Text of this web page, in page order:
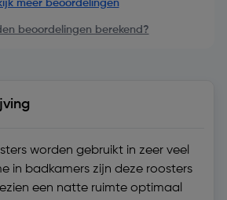
meer beoordelingen
beoordelingen berekend?
worden gebruikt in zeer veel
in badkamers zijn deze roosters
een natte ruimte optimaal